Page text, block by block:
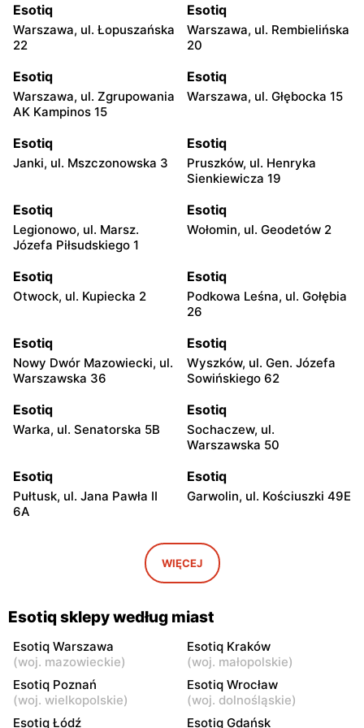
Esotiq
Warszawa, ul. Łopuszańska
22
Esotiq
Warszawa, ul. Rembielińska
20
Esotiq
Warszawa, ul. Zgrupowania
AK Kampinos 15
Esotiq
Warszawa, ul. Głębocka 15
Esotiq
Janki, ul. Mszczonowska 3
Esotiq
Pruszków, ul. Henryka
Sienkiewicza 19
Esotiq
Legionowo, ul. Marsz.
Józefa Piłsudskiego 1
Esotiq
Wołomin, ul. Geodetów 2
Esotiq
Otwock, ul. Kupiecka 2
Esotiq
Podkowa Leśna, ul. Gołębia
26
Esotiq
Nowy Dwór Mazowiecki, ul.
Warszawska 36
Esotiq
Wyszków, ul. Gen. Józefa
Sowińskiego 62
Esotiq
Warka, ul. Senatorska 5B
Esotiq
Sochaczew, ul.
Warszawska 50
Esotiq
Pułtusk, ul. Jana Pawła II
6A
Esotiq
Garwolin, ul. Kościuszki 49E
Esotiq
Rawa Mazowiecka, ul.
Tadeusza Kościuszki 10
Esotiq
Łowicz, ul. pl. Nowy Rynek
3
Esotiq
5
Esotiq
Siedlce, ul. Józefa
Piłsudskiego 74
Esotiq
Sokołów Podlaski, ul. Długa
22
WIĘCEJ
Esotiq sklepy według miast
Esotiq Warszawa
(woj. mazowieckie)
Esotiq Kraków
(woj. małopolskie)
Esotiq Poznań
(woj. wielkopolskie)
Esotiq Wrocław
(woj. dolnośląskie)
Esotiq Łódź
Esotiq Gdańsk